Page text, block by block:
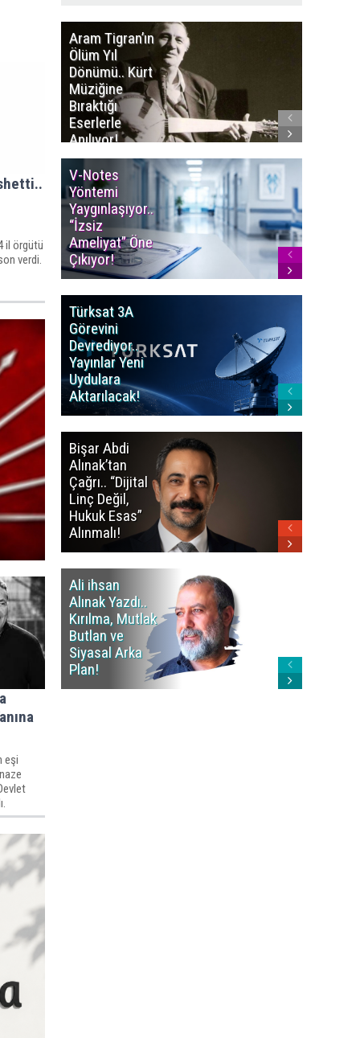
il örgütü
verdi.
eşi
Aram Tigran’ın
Ölüm Yıl
Dönümü.. Kürt
Müziğine
Bıraktığı
Eserlerle
Anılıyor!
V-Notes
Yöntemi
Yaygınlaşıyor..
“İzsiz
Ameliyat” Öne
Çıkıyor!
Türksat 3A
Görevini
Devrediyor..
Yayınlar Yeni
Uydulara
Aktarılacak!
Bişar Abdi
Alınak’tan
Çağrı.. “Dijital
Linç Değil,
Hukuk Esas”
Alınmalı!
Ali ihsan
Alınak Yazdı..
Kırılma, Mutlak
Butlan ve
Siyasal Arka
Plan!